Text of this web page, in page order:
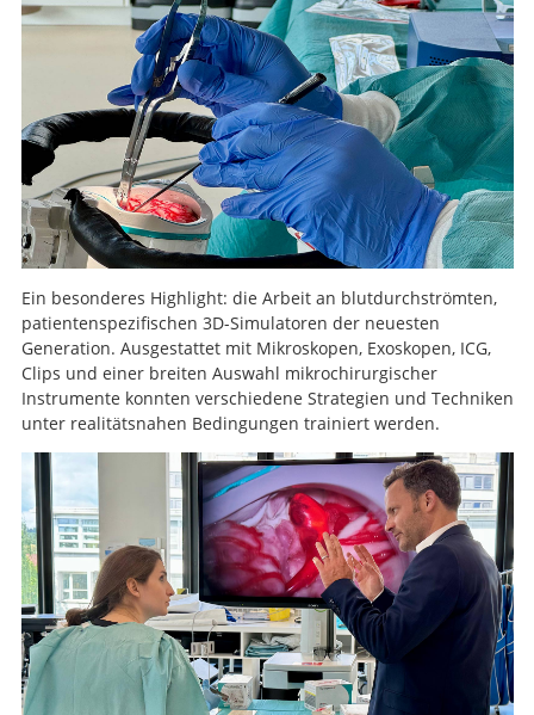
Ein besonderes Highlight: die Arbeit an blutdurchströmten,
patientenspezifischen 3D-Simulatoren der neuesten
Generation. Ausgestattet mit Mikroskopen, Exoskopen, ICG,
Clips und einer breiten Auswahl mikrochirurgischer
Instrumente konnten verschiedene Strategien und Techniken
unter realitätsnahen Bedingungen trainiert werden.